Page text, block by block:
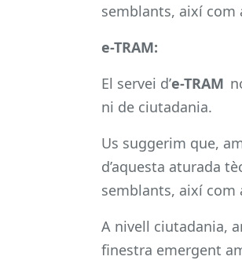
semblants, així com
e-TRAM:
El servei d’e-TRAM
ni de ciutadania.
Us suggerim que,
d’aquesta aturada
semblants, així com
A nivell ciutadania,
finestra emergent